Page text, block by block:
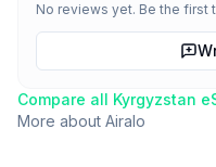
No reviews yet. Be the first
Compare all Kyrgyzstan
More about Airalo